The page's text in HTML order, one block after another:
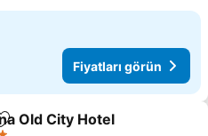
Fiyatları görün
Favorilerime ekle
Old City Hotel